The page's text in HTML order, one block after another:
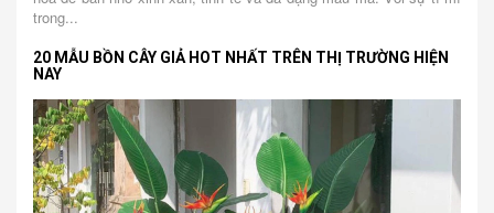
trong...
20 MẪU BỒN CÂY GIẢ HOT NHẤT TRÊN THỊ TRƯỜNG HIỆN
NAY